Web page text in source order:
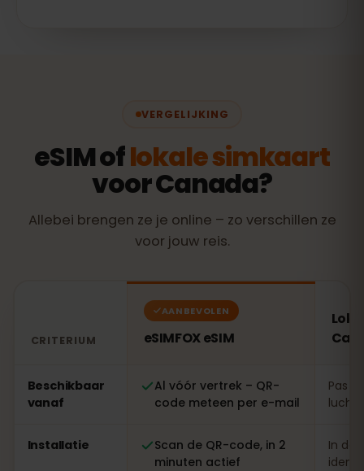
VERGELIJKING
eSIM oflokale simkaart
voor Canada?
Allebei brengen ze je online – zo verschillen ze
voor jouw reis.
CRITERIUM
AANBEVOLEN
eSIMFOX eSIM
Beschikbaar
vanaf
Al vóór vertrek – QR-
code meteen per e-mail
Pas
Installatie
Scan de QR-code, in 2
minuten actief
In de